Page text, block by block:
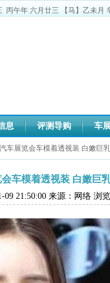
丙午年 六月廿三 【马】乙未月
息 评测导购 车
车展览会车模着透视装 白嫩巨
车模着透视装 白嫩巨
09 21:50:00 来源：网络 浏